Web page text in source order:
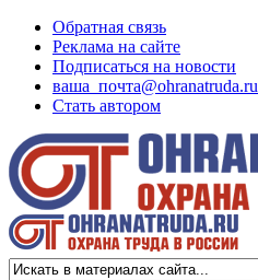
Обратная связь
Реклама на сайте
Подписаться на новости
ваша_почта@ohranatruda.ru
Стать автором